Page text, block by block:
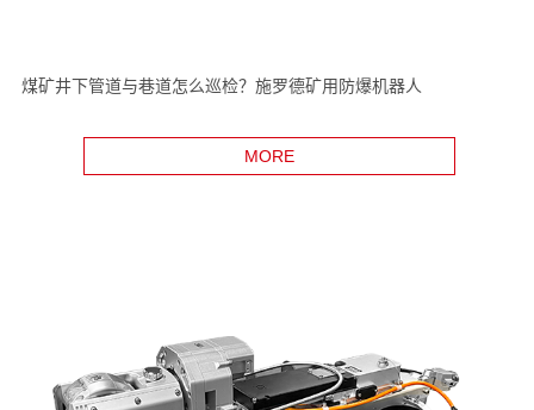
煤矿井下管道与巷道怎么巡检？施罗德矿用防爆机器人
MORE